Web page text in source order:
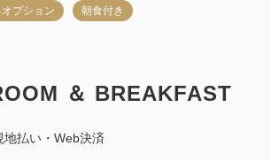
プション 朝食付き
＆ BREAKFAST
地払い・Web決済